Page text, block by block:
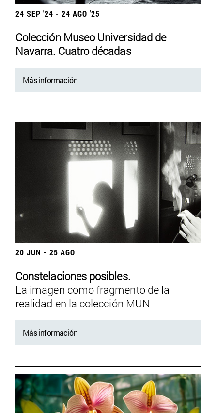
24 SEP '24 - 24 AGO '25
Colección Museo Universidad de
Navarra. Cuatro décadas
Más información
20 JUN - 25 AGO
Constelaciones posibles.
La imagen como fragmento de la
realidad en la colección MUN
Más información